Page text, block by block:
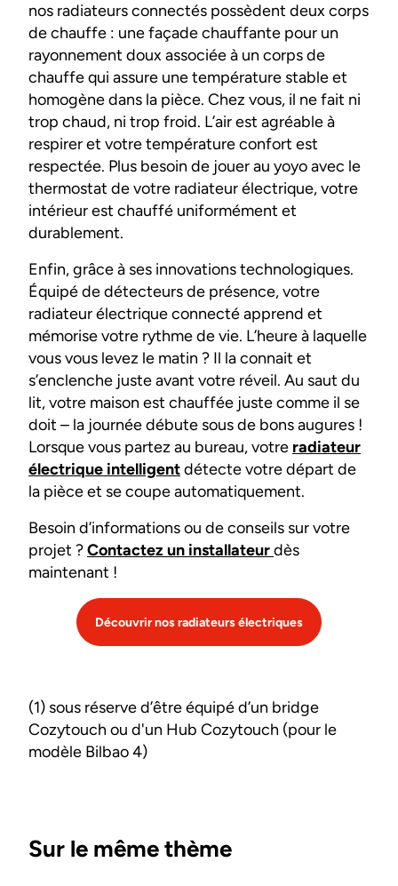
nos radiateurs connectés possèdent deux corps
de chauffe : une façade chauffante pour un
rayonnement doux associée à un corps de
chauffe qui assure une température stable et
homogène dans la pièce. Chez vous, il ne fait ni
trop chaud, ni trop froid. L’air est agréable à
respirer et votre température confort est
respectée. Plus besoin de jouer au yoyo avec le
thermostat de votre radiateur électrique, votre
intérieur est chauffé uniformément et
durablement.
Enfin, grâce à ses innovations technologiques.
Équipé de détecteurs de présence, votre
radiateur électrique connecté apprend et
mémorise votre rythme de vie. L’heure à laquelle
vous vous levez le matin ? Il la connait et
s’enclenche juste avant votre réveil. Au saut du
lit, votre maison est chauffée juste comme il se
doit – la journée débute sous de bons augures !
Lorsque vous partez au bureau, votre radiateur
électrique intelligentdétecte votre départ de
la pièce et se coupe automatiquement.
Besoin d’informations ou de conseils sur votre
projet ?Contactez un installateurdès
maintenant !
Découvrir nos radiateurs électriques
(1) sous réserve d’être équipé d’un bridge
Cozytouch ou d'un Hub Cozytouch (pour le
modèle Bilbao 4)
Sur le même thème